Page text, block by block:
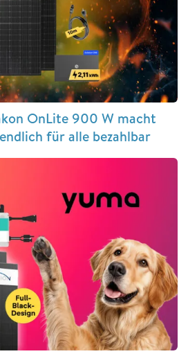
OnLite 900 W macht
für alle bezahlbar